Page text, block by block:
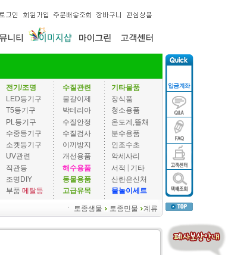
전기/조명
LED등기구
T5등기구
PL등기구
수중등기구
소켓등기구
UV관련
직관등
조명DIY
부품 메탈등
수질관련
물갈이제
박테리아
수질안정
수질검사
이끼방지
개선용품
해수용품
동물용품
고급유목
기타물품
장식품
청소용품
온도계,뜰채
분수용품
인조수초
악세사리
서적 | 기타
산란은신처
물놀이세트
ㆍ 토종생물 토종민물 계류